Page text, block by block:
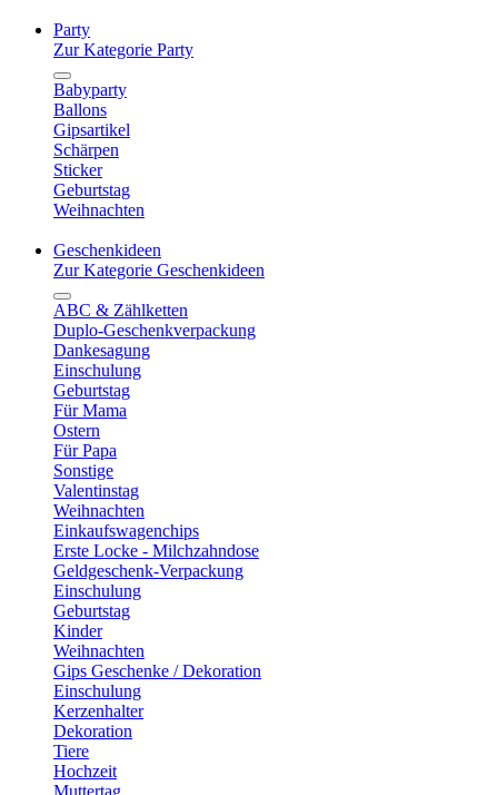
Party
Zur Kategorie Party
Babyparty
Ballons
Gipsartikel
Schärpen
Sticker
Geburtstag
Weihnachten
Geschenkideen
Zur Kategorie Geschenkideen
ABC & Zählketten
Duplo-Geschenkverpackung
Dankesagung
Einschulung
Geburtstag
Für Mama
Ostern
Für Papa
Sonstige
Valentinstag
Weihnachten
Einkaufswagenchips
Erste Locke - Milchzahndose
Geldgeschenk-Verpackung
Einschulung
Geburtstag
Kinder
Weihnachten
Gips Geschenke / Dekoration
Einschulung
Kerzenhalter
Dekoration
Tiere
Hochzeit
Muttertag